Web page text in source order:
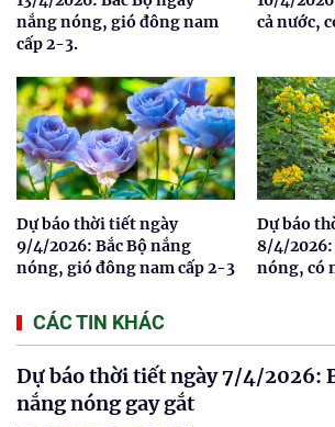
nắng nóng, gió đông nam
cấp 2-3.
cả nước,
Dự báo thời tiết ngày
9/4/2026: Bắc Bộ nắng
nóng, gió đông nam cấp 2-3
Dự báo
8/4/2026:
nóng, có
CÁC TIN KHÁC
Dự báo thời tiết ngày 7/4/2026:
nắng nóng gay gắt